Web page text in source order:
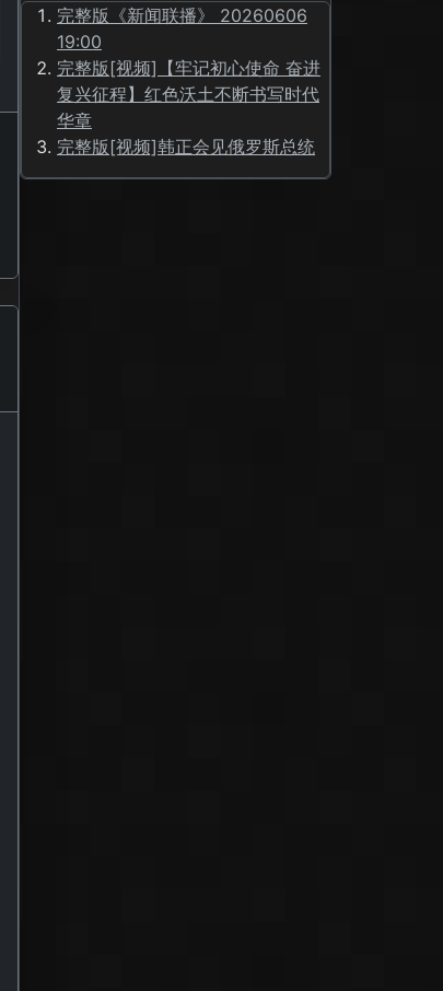
完整版《新闻联播》 20260606
19:00
完整版[视频]【牢记初心使命 奋进
复兴征程】红色沃土不断书写时代
华章
完整版[视频]韩正会见俄罗斯总统